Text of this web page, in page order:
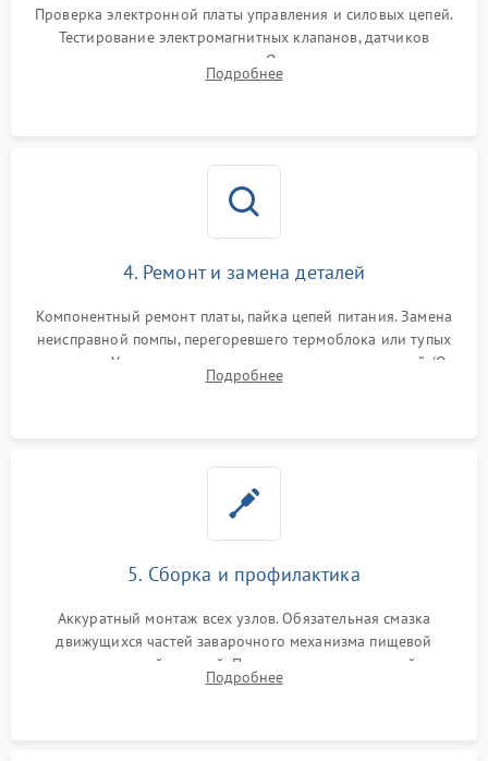
Проверка электронной платы управления и силовых цепей.
Тестирование электромагнитных клапанов, датчиков
температуры и расходомера. Оценка степени износа
жерновов кофемолки, уплотнительных колец гидросистемы
Подробнее
4. Ремонт и замена деталей
Компонентный ремонт платы, пайка цепей питания. Замена
неисправной помпы, перегоревшего термоблока или тупых
жерновов. Установка новых силиконовых уплотнителей (O-
ring) и тефлоновых трубок для надежного устранения
Подробнее
5. Сборка и профилактика
Аккуратный монтаж всех узлов. Обязательная смазка
движущихся частей заварочного механизма пищевой
силиконовой смазкой. Проведение программной
декальцинации и очистки системы от кофейных масел.
Подробнее